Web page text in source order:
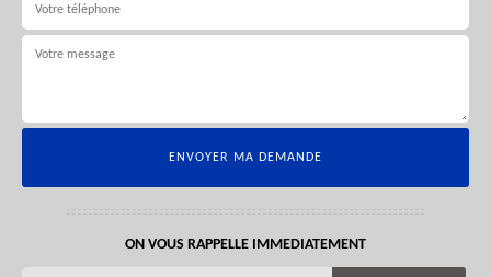
ON VOUS RAPPELLE IMMEDIATEMENT